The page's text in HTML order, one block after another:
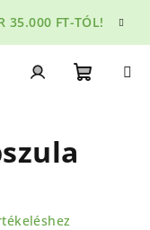
35.000 FT-TÓL!